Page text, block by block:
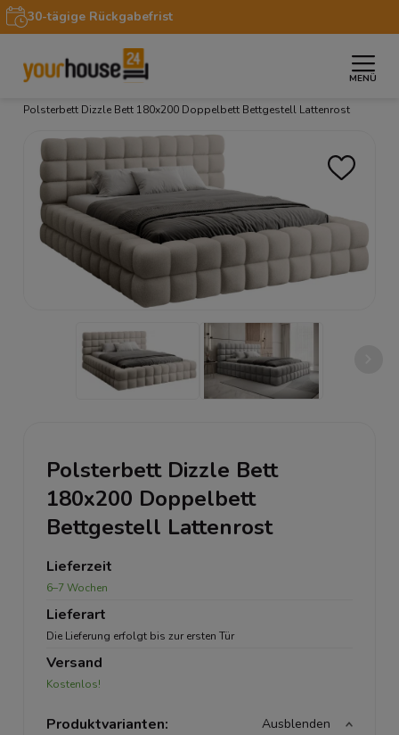
30-tägige Rückgabefrist
MENÜ
Startseite » Möbel
Polsterbett Dizzle Bett 180x200 Doppelbett Bettgestell Lattenrost
Polsterbett Dizzle Bett
180x200 Doppelbett
Bettgestell Lattenrost
Lieferzeit
6–7 Wochen
Lieferart
Die Lieferung erfolgt bis zur ersten Tür
Versand
Kostenlos!
Produktvarianten: Ausblenden